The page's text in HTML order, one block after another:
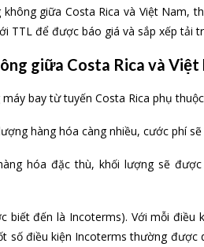
giữa Costa Rica và Việt Nam,
TTL để được báo giá và sắp xếp tải
giữa Costa Rica và Việt
bay từ tuyến Costa Rica phụ
hàng hóa càng nhiều, cước phí
hóa đặc thù, khối lượng sẽ
biết đến là Incoterms). Với mỗi điều
số điều kiện Incoterms thường được